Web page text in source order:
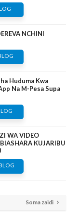
NCHINI
Huduma Kwa
Na M-Pesa Supa
WA VIDEO
KUJARIBU
Soma zaidi